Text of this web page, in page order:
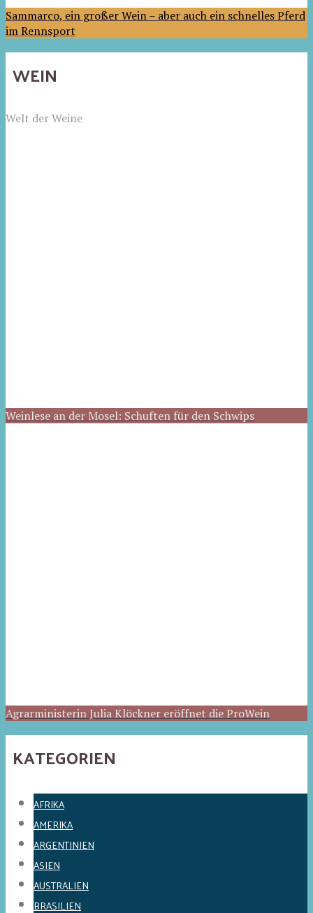
Sammarco, ein großer Wein – aber auch ein schnelles Pferd
im Rennsport
WEIN
Welt der Weine
Weinlese an der Mosel: Schuften für den Schwips
Agrarministerin Julia Klöckner eröffnet die ProWein
KATEGORIEN
AFRIKA
AMERIKA
ARGENTINIEN
ASIEN
AUSTRALIEN
BRASILIEN